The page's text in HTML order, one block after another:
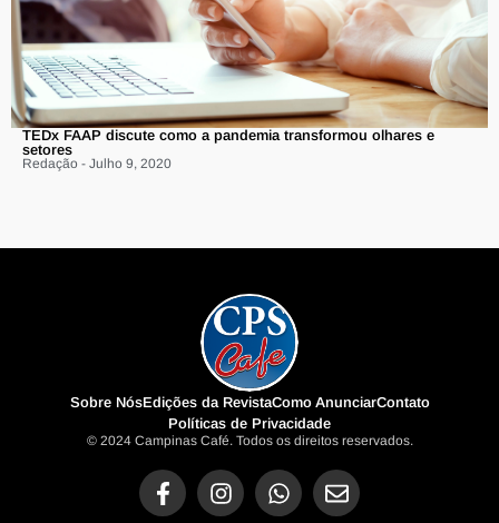
TEDx FAAP discute como a pandemia transformou olhares e
setores
Redação - Julho 9, 2020
Sobre NósEdições da RevistaComo AnunciarContato
Políticas de Privacidade
© 2024 Campinas Café. Todos os direitos reservados.